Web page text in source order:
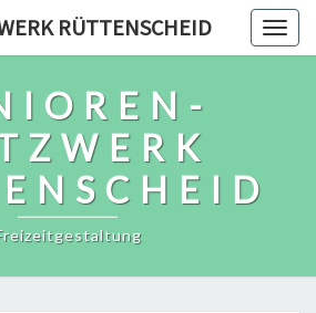
RÜTTENSCHEID